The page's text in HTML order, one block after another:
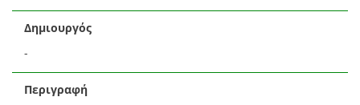
Δημιουργός
-
Περιγραφή